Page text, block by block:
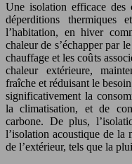
Une isolation efficace des
déperditions thermiques
l’habitation, en hiver
chaleur de s’échapper par
chauffage et les coûts
chaleur extérieure,
fraîche et réduisant le
significativement la
la climatisation, et de
carbone. De plus,
l’isolation acoustique de la
de l’extérieur, tels que la